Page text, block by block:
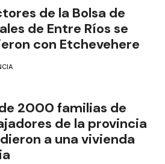
de la Bolsa de
de Entre Ríos se
con Etchevehere
2000 familias de
de la provincia
a una vivienda